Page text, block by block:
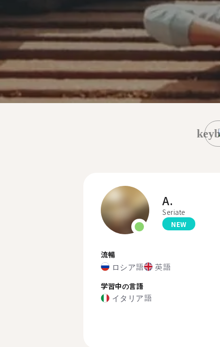
A.
Seriate
NEW
流暢
ロシア語 英語
学習中の言語
イタリア語